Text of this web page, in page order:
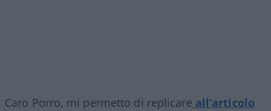
Caro Porro, mi permetto di replicare all’articolo